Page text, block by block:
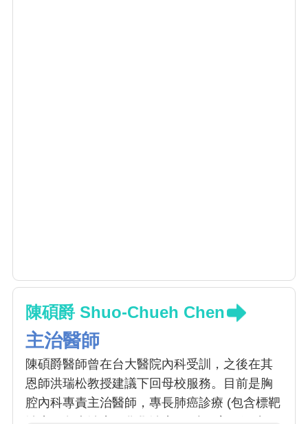
陳碩爵 Shuo-Chueh Chen
主治醫師
陳碩爵醫師曾在台大醫院內科受訓，之後在其
恩師洪瑞松教授建議下回母校服務。目前是胸
腔內科專責主治醫師，專長肺癌診療 (包含標靶